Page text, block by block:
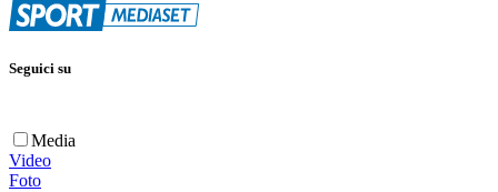
Seguici su
Media
Video
Foto